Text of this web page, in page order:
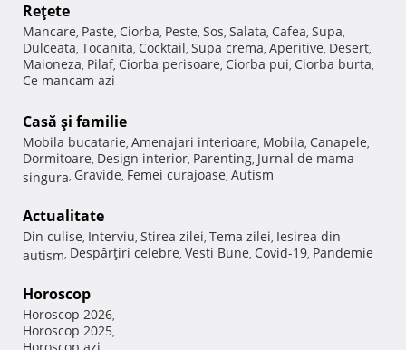
Reţete
Mancare, Paste, Ciorba, Peste, Sos, Salata, Cafea, Supa,
Dulceata, Tocanita, Cocktail, Supa crema, Aperitive, Desert,
Maioneza, Pilaf, Ciorba perisoare, Ciorba pui, Ciorba burta,
Ce mancam azi
Casă şi familie
Mobila bucatarie, Amenajari interioare, Mobila, Canapele,
Dormitoare, Design interior, Parenting, Jurnal de mama
singura, Gravide, Femei curajoase, Autism
Actualitate
Din culise, Interviu, Stirea zilei, Tema zilei, Iesirea din
autism, Despărţiri celebre, Vesti Bune, Covid-19, Pandemie
Horoscop
Horoscop 2026,
Horoscop 2025,